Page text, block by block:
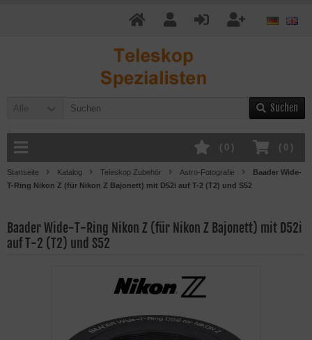
Alle Suchen
( 0 )
( 0 )
Startseite Katalog Teleskop Zubehör Astro-Fotografie
Baader Wide-
T-Ring Nikon Z (für Nikon Z Bajonett) mit D52i auf T-2 (T2) und S52
Baader Wide-T-Ring Nikon Z (für Nikon Z Bajonett) mit D52i
auf T-2 (T2) und S52